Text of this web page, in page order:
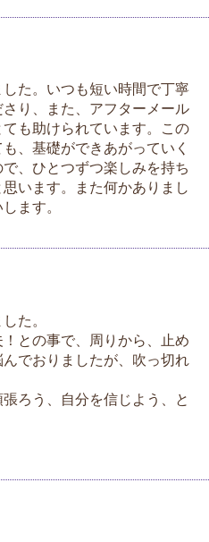
た。いつも短い時間で丁寧
り、また、アフターメール
も助けられています。この
、基礎ができあがっていく
、ひとつずつ楽しみを持ち
います。また何かありまし
ます。
た。
との事で、周りから、止め
でおりましたが、吹っ切れ
ろう、自分を信じよう、と